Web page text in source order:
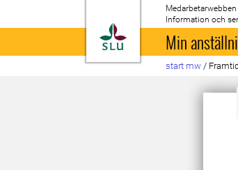
Till startsida
Medarbetarwebben
Information och
Min
start mw /